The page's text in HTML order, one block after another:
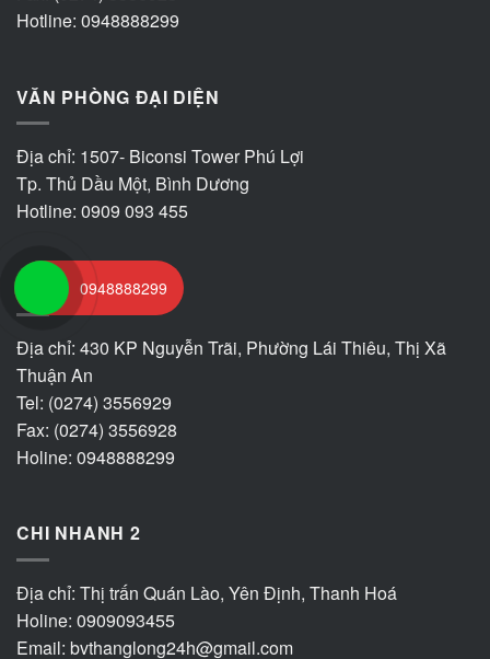
Hotline: 0948888299
VĂN PHÒNG ĐẠI DIỆN
Địa chỉ: 1507- Biconsi Tower Phú Lợi
Tp. Thủ Dầu Một, Bình Dương
Hotline: 0909 093 455
CHI NHÁNH 1
Địa chỉ: 430 KP Nguyễn Trãi, Phường Lái Thiêu, Thị Xã
Thuận An
Tel: (0274) 3556929
Fax: (0274) 3556928
Holine: 0948888299
CHI NHANH 2
Địa chỉ: Thị trấn Quán Lào, Yên Định, Thanh Hoá
Holine: 0909093455
Email: bvthanglong24h@gmail.com
0948888299